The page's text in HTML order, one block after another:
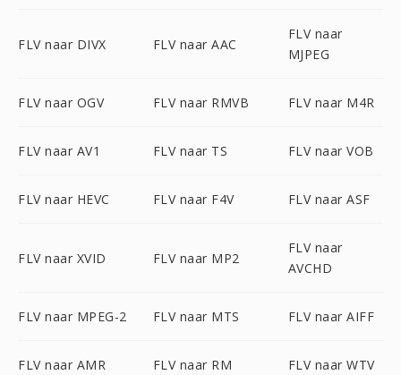
FLV naar DIVX FLV naar AAC
FLV naar
MJPEG
FLV naar OGV FLV naar RMVB FLV naar M4R
FLV naar AV1 FLV naar TS FLV naar VOB
FLV naar HEVC FLV naar F4V FLV naar ASF
FLV naar XVID FLV naar MP2
FLV naar
AVCHD
FLV naar MPEG-2 FLV naar MTS FLV naar AIFF
FLV naar AMR FLV naar RM FLV naar WTV